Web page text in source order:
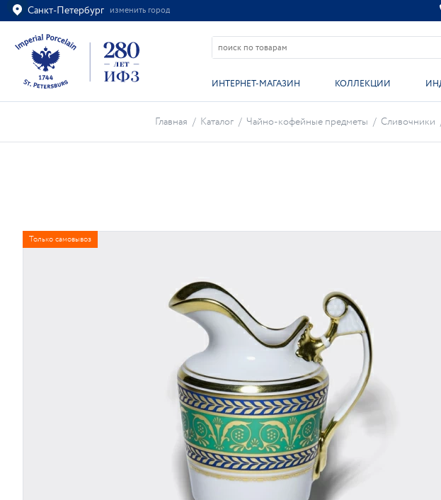
Санкт-Петербург изменить город
Ваш город Санкт-Петербург?
ВСЁ ВЕРНО ИЗМЕНИТЬ
ИНТЕРНЕТ-МАГАЗИН КОЛЛЕКЦИИ
Главная / Каталог / Чайно-кофейные предметы / Сливочники
Только самовывоз